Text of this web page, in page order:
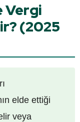
Vergi
(2025
elde ettiği
veya